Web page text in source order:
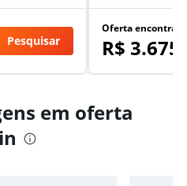
Pesquisar
Oferta
R$ 3.675
em oferta